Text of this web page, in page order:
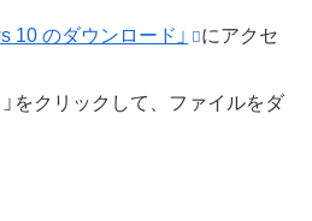
10 のダウンロード」
にアクセ
」をクリックして、ファイルをダ